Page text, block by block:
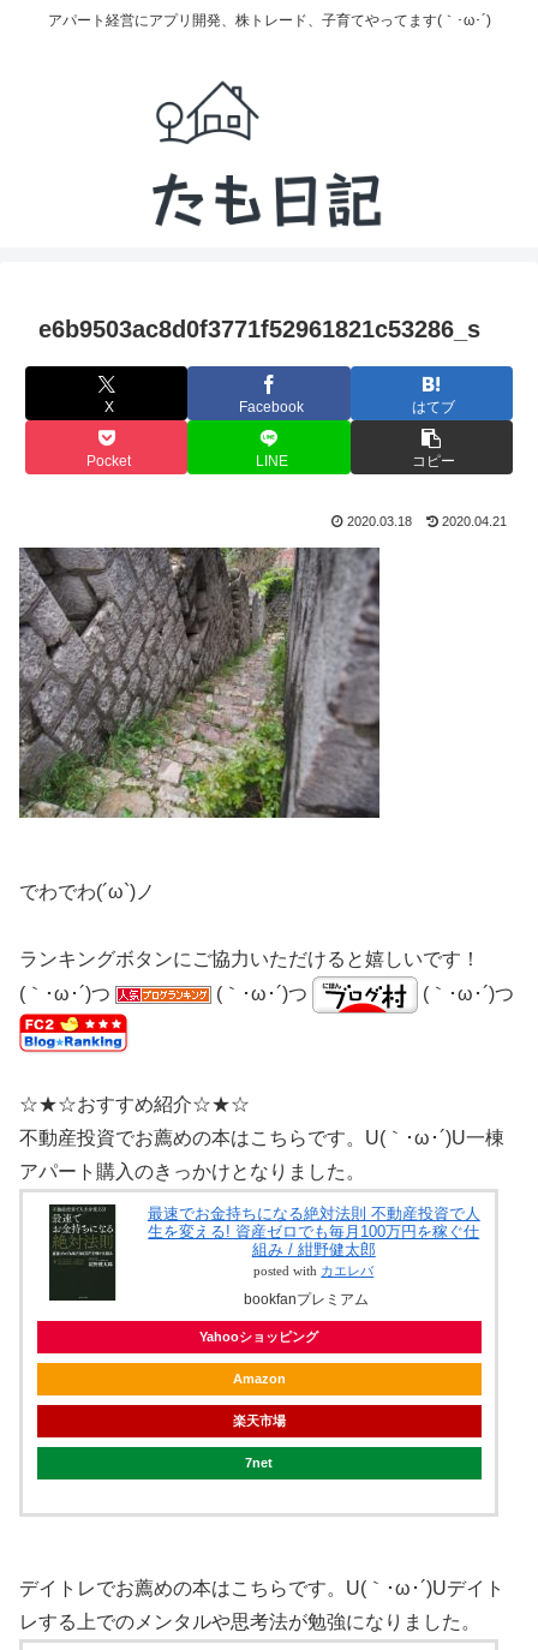
アパート経営にアプリ開発、株トレード、子育てやってます(｀･ω･´)
e6b9503ac8d0f3771f52961821c53286_s
X Facebook はてブ
Pocket LINE コピー
2020.03.18 2020.04.21
でわでわ(´ω`)ノ
ランキングボタンにご協力いただけると嬉しいです！
(｀･ω･´)つ
(｀･ω･´)つ (｀･ω･´)つ
☆★☆おすすめ紹介☆★☆
不動産投資でお薦めの本はこちらです。U(｀･ω･´)U一棟
アパート購入のきっかけとなりました。
最速でお金持ちになる絶対法則 不動産投資で人
生を変える! 資産ゼロでも毎月100万円を稼ぐ仕
組み / 紺野健太郎
posted with カエレバ
bookfanプレミアム
Yahooショッピング
Amazon
楽天市場
7net
デイトレでお薦めの本はこちらです。U(｀･ω･´)Uデイト
レする上でのメンタルや思考法が勉強になりました。